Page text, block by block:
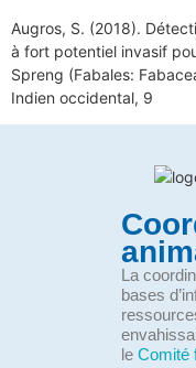
Augros, S. (2018).
à fort potentiel invasif
Spreng (Fabales:
Indien occidental, 9
La
bases
le Comité